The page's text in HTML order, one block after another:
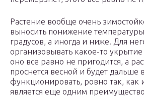
Растение вообще очень
выносить понижение
градусов, а иногда и ниже. Для
организовывать какое-то укрытие
оно все равно не пригодится, а
проснется весной и будет дальше
функционировать, ровно так, как
является еще одним